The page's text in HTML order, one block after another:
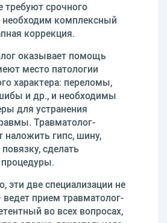
требуют срочного
необходим комплексный
коррекция.
оказывает помощь
место патологии
характера: переломы,
и др., и необходимы
для устранения
Травматолог-
гипс, шину,
сделать
эти две специализации не
прием травматолог-
во всех вопросах,